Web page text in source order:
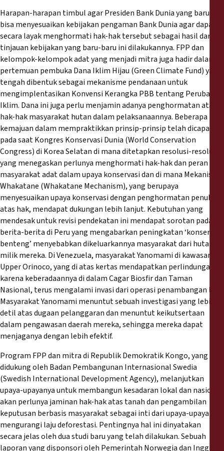
Harapan-harapan timbul agar Presiden Bank Dunia yang baru kini
bisa menyesuaikan kebijakan pengaman Bank Dunia agar dapat
secara layak menghormati hak-hak tersebut sebagai hasil dari
tinjauan kebijakan yang baru-baru ini dilakukannya. FPP dan
kelompok-kelompok adat yang menjadi mitra juga hadir dalam
pertemuan pembuka Dana Iklim Hijau (Green Climate Fund) yang
tengah dibentuk sebagai mekanisme pendanaan untuk
mengimplentasikan Konvensi Kerangka PBB tentang Perubahan
Iklim. Dana ini juga perlu menjamin adanya penghormatan atas
hak-hak masyarakat hutan dalam pelaksanaannya. Beberapa
kemajuan dalam mempraktikkan prinsip-prinsip telah dicapai
pada saat Kongres Konservasi Dunia (World Conservation
Congress) di Korea Selatan di mana ditetapkan resolusi-resolusi
yang menegaskan perlunya menghormati hak-hak dan peran
masyarakat adat dalam upaya konservasi dan di mana Mekanisme
Whakatane (Whakatane Mechanism), yang berupaya
menyesuaikan upaya konservasi dengan penghormatan penuh
atas hak, mendapat dukungan lebih lanjut. Kebutuhan yang
mendesak untuk revisi pendekatan ini mendapat sorotan pada
berita-berita di Peru yang mengabarkan peningkatan ‘konservasi
benteng’ menyebabkan dikeluarkannya masyarakat dari hutan
milik mereka. Di Venezuela, masyarakat Yanomami di kawasan
Upper Orinoco, yang di atas kertas mendapatkan perlindungan
karena keberadaannya di dalam Cagar Biosfir dan Taman
Nasional, terus mengalami invasi dari operasi penambangan liar.
Masyarakat Yanomami menuntut sebuah investigasi yang lebih
detil atas dugaan pelanggaran dan menuntut keikutsertaan
dalam pengawasan daerah mereka, sehingga mereka dapat
menjaganya dengan lebih efektif.
Program FPP dan mitra di Republik Demokratik Kongo, yang
didukung oleh Badan Pembangunan Internasional Swedia
(Swedish International Development Agency), melanjutkan
upaya-upayanya untuk membangun kesadaran lokal dan nasional
akan perlunya jaminan hak-hak atas tanah dan pengambilan
keputusan berbasis masyarakat sebagai inti dari upaya-upaya
mengurangi laju deforestasi. Pentingnya hal ini dinyatakan
secara jelas oleh dua studi baru yang telah dilakukan. Sebuah
laporanyang disponsori oleh Pemerintah Norwegia dan Inggris